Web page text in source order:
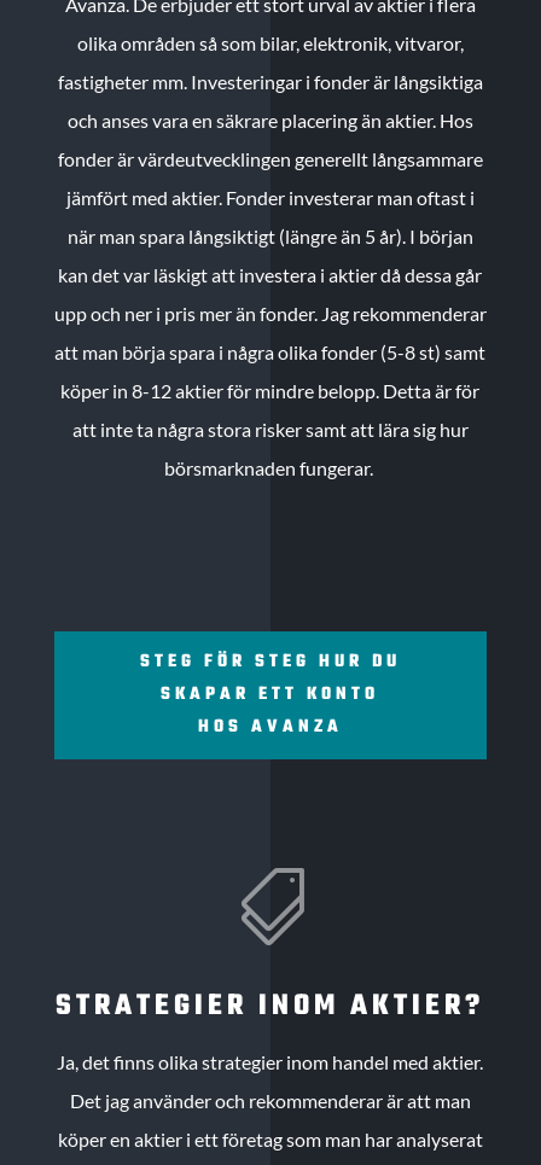
olika områden så som bilar, elektronik, vitvaror,
fastigheter mm. Investeringar i fonder är långsiktiga
och anses vara en säkrare placering än aktier. Hos
fonder är värdeutvecklingen generellt långsammare
jämfört med aktier. Fonder investerar man oftast i
när man spara långsiktigt (längre än 5 år). I början
kan det var läskigt att investera i aktier då dessa går
upp och ner i pris mer än fonder. Jag rekommenderar
att man börja spara i några olika fonder (5-8 st) samt
köper in 8-12 aktier för mindre belopp. Detta är för
att inte ta några stora risker samt att lära sig hur
börsmarknaden fungerar.
STEG FÖR STEG HUR DU
SKAPAR ETT KONTO
HOS AVANZA

STRATEGIER INOM AKTIER?
Ja, det finns olika strategier inom handel med aktier.
Det jag använder och rekommenderar är att man
köper en aktier i ett företag som man har analyserat